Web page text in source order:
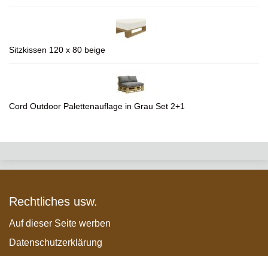
Sitzkissen 120 x 80 beige
Cord Outdoor Palettenauflage in Grau Set 2+1
Rechtliches usw.
Auf dieser Seite werben
Datenschutzerklärung